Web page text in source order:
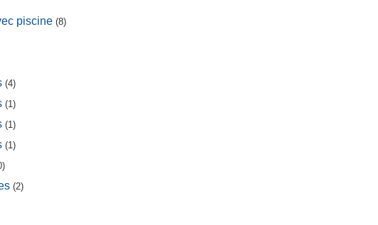
piscine (8)
(4)
(1)
(1)
(1)
(2)